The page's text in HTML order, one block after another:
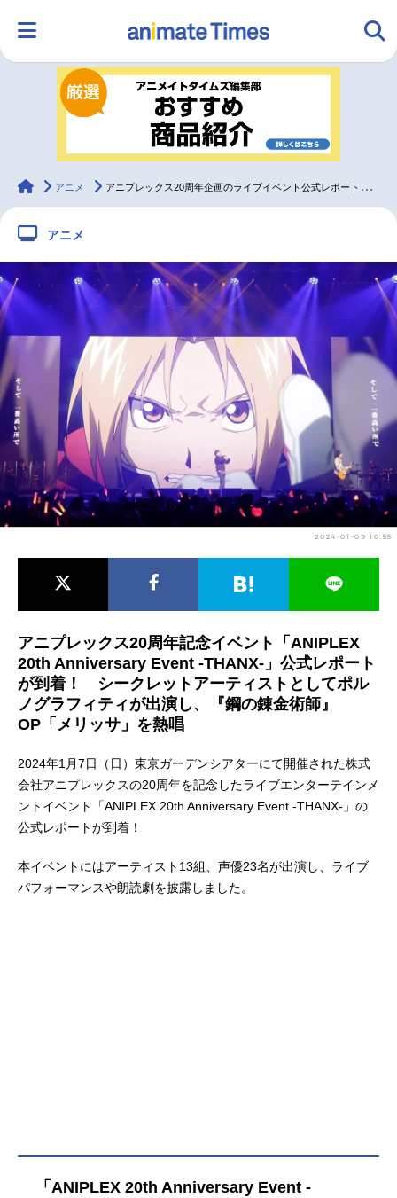
ランキング アニメ
ラジオ みんなの声
最新記事一覧
アニメ記事一覧 声優記事一覧
アニメ映画一覧 実写化映画一覧
今期アニメ曜日別一覧
春アニメ 夏アニメ
男性声優/女性声優一覧
animateTimes
アニメ アニプレックス20周年企画のライブイベント公式レポートが到着
アニメ
2024-01-09 10:55
アニプレックス20周年記念イベント「ANIPLEX
20th Anniversary Event -THANX-」公式レポート
が到着！ シークレットアーティストとしてポル
ノグラフィティが出演し、『鋼の錬金術師』
OP「メリッサ」を熱唱
2024年1月7日（日）東京ガーデンシアターにて開催された株式
会社アニプレックスの20周年を記念したライブエンターテインメ
ントイベント「ANIPLEX 20th Anniversary Event -THANX-」の
公式レポートが到着！
本イベントにはアーティスト13組、声優23名が出演し、ライブ
パフォーマンスや朗読劇を披露しました。
「ANIPLEX 20th Anniversary Event -